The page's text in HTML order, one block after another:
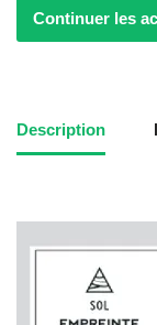
Continuer les
Description